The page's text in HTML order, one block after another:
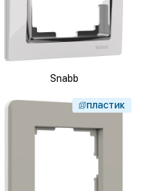
Snabb
пластик